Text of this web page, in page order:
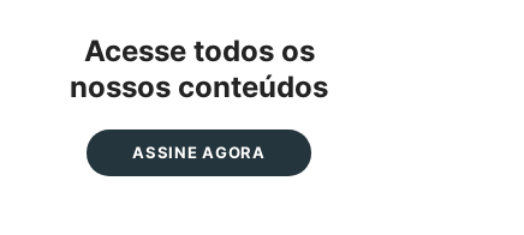
Acesse todos os
nossos conteúdos
ASSINE AGORA